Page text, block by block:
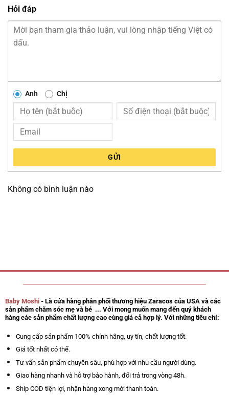
Hỏi đáp
Anh Chị
GỬI
Không có bình luận nào
Baby Moshi- Là cửa hàng phân phối thương hiệu Zaracos của USA và các
sản phẩm chăm sóc mẹ và bé ... Với mong muốn mang đến quý khách
hàng các sản phẩm chất lượng cao cùng giá cả hợp lý. Với những tiêu chí:
Cung cấp sản phẩm 100% chính hãng, uy tín, chất lượng tốt.
Giá tốt nhất có thể.
Tư vấn sản phẩm chuyên sâu, phù hợp với nhu cầu người dùng.
Giao hàng nhanh và hỗ trợ bảo hành, đổi trả trong vòng 48h.
Ship COD tiện lợi, nhận hàng xong mới thanh toán.